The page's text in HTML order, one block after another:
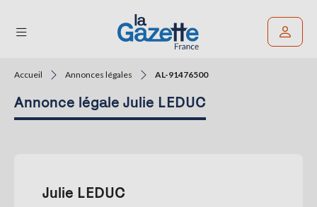
THÉMATIQUES
Accueil Annonces légales AL-91476500
Annonce légale Julie LEDUC
Julie LEDUC